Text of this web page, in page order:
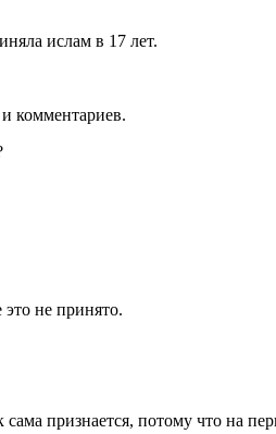
ислам в 17 лет.
комментариев.
не принято.
признается, потому что на